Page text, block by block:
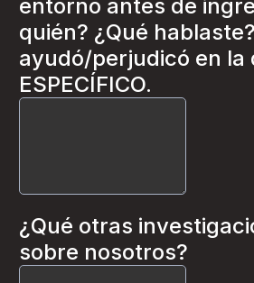
entorno antes de
quién? ¿Qué
ayudó/perjudicó en la
ESPECÍFICO.
¿Qué otras
sobre nosotros?